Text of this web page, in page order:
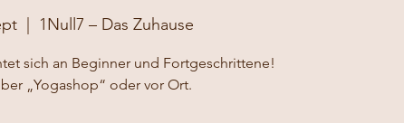
  |
1Null7 – Das Zuhause
sich an Beginner und Fortgeschrittene!
„Yogashop“ oder vor Ort.